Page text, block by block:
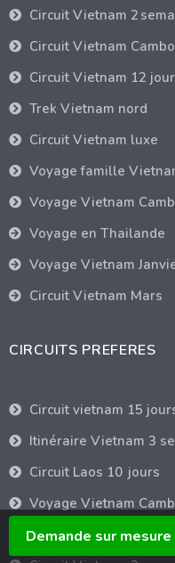
Circuit Vietnam 2
Circuit Vietnam
Circuit Vietnam 12
Trek Vietnam nord
Circuit Vietnam luxe
Voyage famille
Voyage Vietnam
Voyage en Thailande
Voyage Vietnam
Circuit Vietnam Mars
CIRCUITS PREFERES
Circuit vietnam 15
Itinéraire Vietnam 3
Circuit Laos 10 jours
Voyage Vietnam
Circuit Cambodge 10
Demande sur mesure